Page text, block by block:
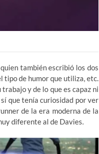
también escribió los dos
tipo de humor que utiliza, etc.
y de lo que es capaz ni
que tenía curiosidad por ver
de la era moderna de la
diferente al de Davies.